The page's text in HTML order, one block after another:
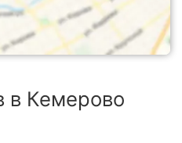
в Кемерово